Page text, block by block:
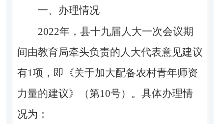
一、办理情况
2022年 ， 县十九届人大一次会议期
间由教育局牵头负责的人大代表意见建议
有1项 ，即《关于加大配备农村青年师资
力量的建议》（第10号）。具体办理情
况为：